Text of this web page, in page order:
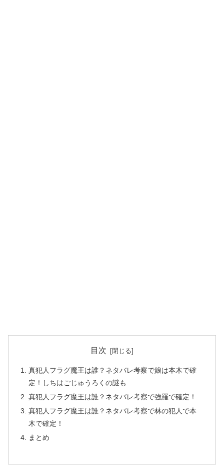
目次
真犯人フラグ魔王は誰？ネタバレ考察で娘は本木で確
定！しちはごじゅうろくの謎も
真犯人フラグ魔王は誰？ネタバレ考察で強羅で確定！
真犯人フラグ魔王は誰？ネタバレ考察で林の犯人で本
木で確定！
まとめ